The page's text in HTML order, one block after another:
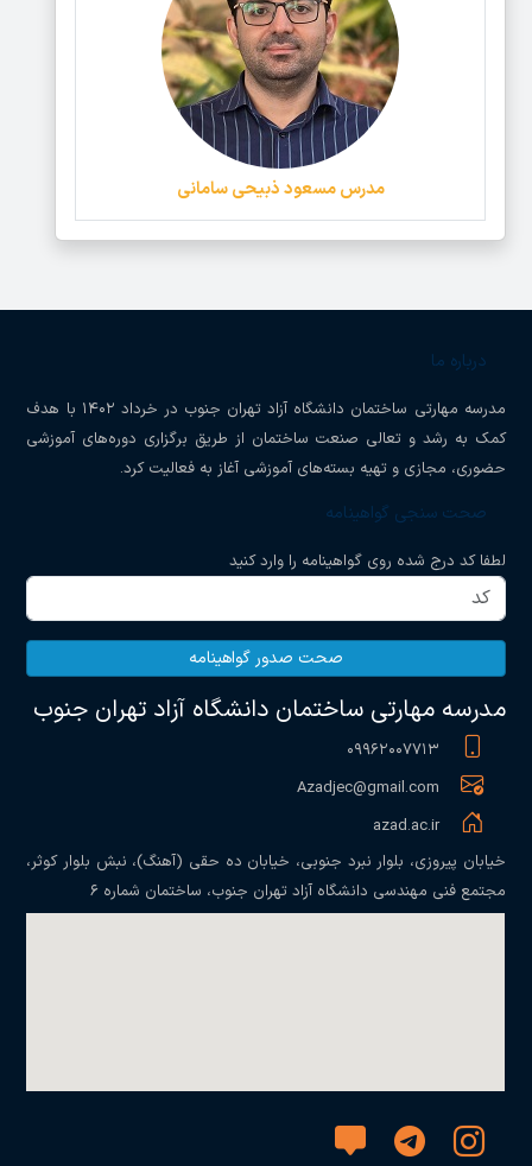
مدرس مسعود ذبیحی سامانی
درباره ما
مدرسه مهارتی ساختمان دانشگاه آزاد تهران جنوب در خرداد ۱۴۰۲ با هدف
کمک به رشد و تعالی صنعت ساختمان از طریق برگزاری دوره‌های آموزشی
حضوری، مجازی و تهیه بسته‌های آموزشی آغاز به فعالیت کرد.
صحت سنجی گواهینامه
لطفا کد درج شده روی گواهینامه را وارد کنید
صحت صدور گواهینامه
مدرسه مهارتی ساختمان دانشگاه آزاد تهران جنوب
۰۹۹۶۲۰۰۷۷۱۳
Azadjec@gmail.com
azad.ac.ir
خیابان پیروزی، بلوار نبرد جنوبی، خیابان ده حقی (آهنگ)، نبش بلوار کوثر،
مجتمع فنی مهندسی دانشگاه آزاد تهران جنوب، ساختمان شماره ۶